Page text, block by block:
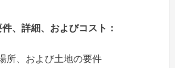
、詳細、およびコスト：
所、および土地の要件